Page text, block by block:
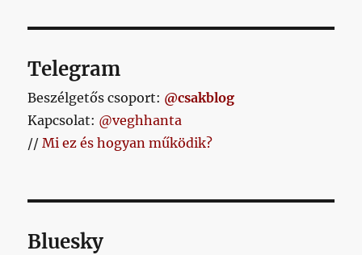
Telegram
Beszélgetős csoport: @csakblog
Kapcsolat: @veghhanta
//Mi ez és hogyan működik?
Bluesky